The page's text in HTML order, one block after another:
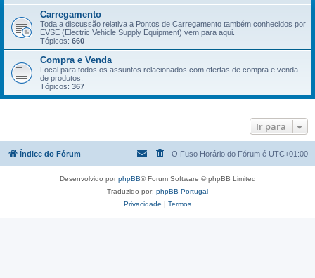
Carregamento
Toda a discussão relativa a Pontos de Carregamento também conhecidos por
EVSE (Electric Vehicle Supply Equipment) vem para aqui.
Tópicos: 660
Compra e Venda
Local para todos os assuntos relacionados com ofertas de compra e venda
de produtos.
Tópicos: 367
Ir para
Índice do Fórum O Fuso Horário do Fórum é UTC+01:00
Desenvolvido porphpBB® Forum Software © phpBB Limited
Traduzido por: phpBB Portugal
Privacidade | Termos